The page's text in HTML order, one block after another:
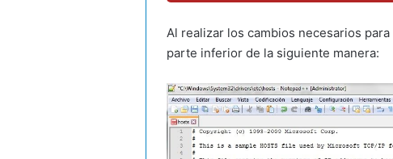
Al realizar los cambios necesarios
parte inferior de la siguiente manera: